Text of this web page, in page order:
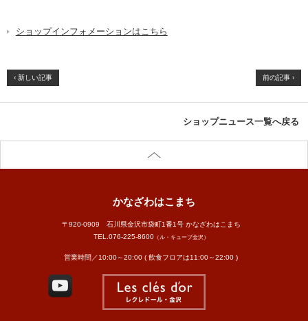
ショップインフォメーションはこちら
‹ 新しい記事 前の記事 ›
ショップニュース一覧へ戻る
かなざわはこまち
〒920-0909 石川県金沢市袋町1番1号 かなざわはこまち
TEL. 076-225-8600（ル・キューブ金沢）
営業時間／10:00～20:00 ( 飲食フロアは11:00～22:00 )